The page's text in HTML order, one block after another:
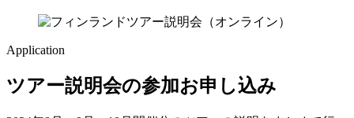
Application
ツアー説明会の参加お申し込み